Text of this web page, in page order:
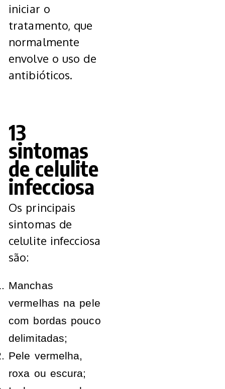
iniciar o
tratamento, que
normalmente
envolve o uso de
antibióticos.
13
sintomas
de celulite
infecciosa
Os principais
sintomas de
celulite infecciosa
são:
Manchas
vermelhas na pele
com bordas pouco
delimitadas;
Pele vermelha,
roxa ou escura;